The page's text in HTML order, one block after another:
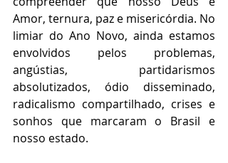
Amor, ternura, paz e misericórdia. No
limiar do Ano Novo, ainda estamos
envolvidos pelos problemas,
angústias, partidarismos
absolutizados, ódio disseminado,
radicalismo compartilhado, crises e
sonhos que marcaram o Brasil e
nosso estado.